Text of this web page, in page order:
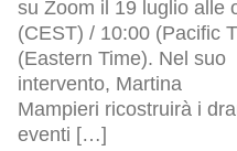
su Zoom il 19 luglio alle
(CEST) / 10:00 (Pacific
(Eastern Time). Nel suo
intervento, Martina
Mampieri ricostruirà i
eventi […]